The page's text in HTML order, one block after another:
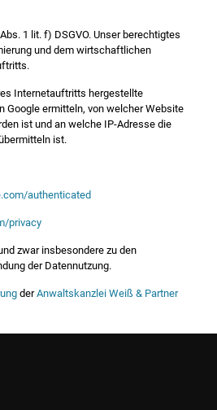
1 lit. f) DSGVO. Unser berechtigtes
und dem wirtschaftlichen
Internetauftritts hergestellte
Google ermitteln, von welcher Website
ist und an welche IP-Adresse die
ist.
authenticated
privacy
zwar insbesondere zu den
der Datennutzung.
derAnwaltskanzlei Weiß & Partner